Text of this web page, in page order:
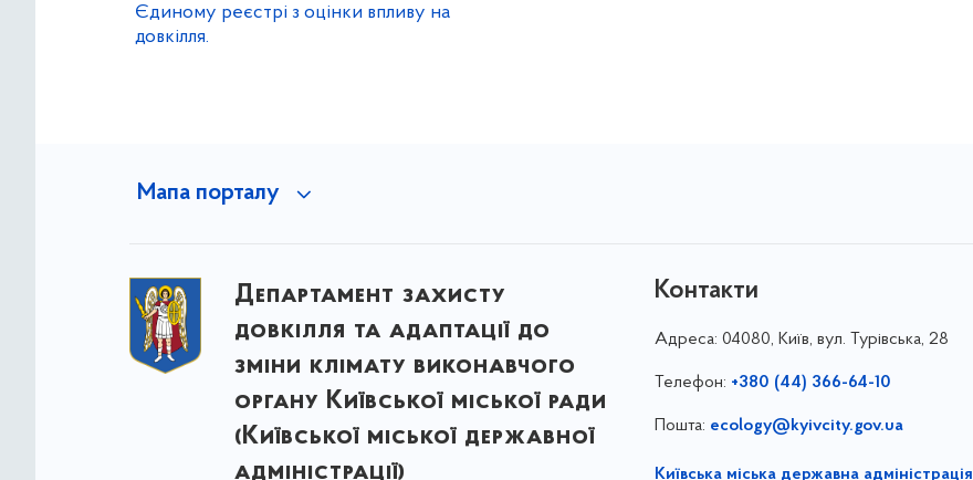
Єдиному реєстрі з оцінки впливу на
довкілля.
Мапа порталу
Департамент захисту
довкілля та адаптації до
зміни клімату виконавчого
органу Київської міської ради
(Київської міської державної
адміністрації)
Контакти
Адреса: 04080, Київ, вул. Турівська, 28
Телефон: +380 (44) 366-64-10
Пошта: ecology@kyivcity.gov.ua
Київська міська державна адміністрація